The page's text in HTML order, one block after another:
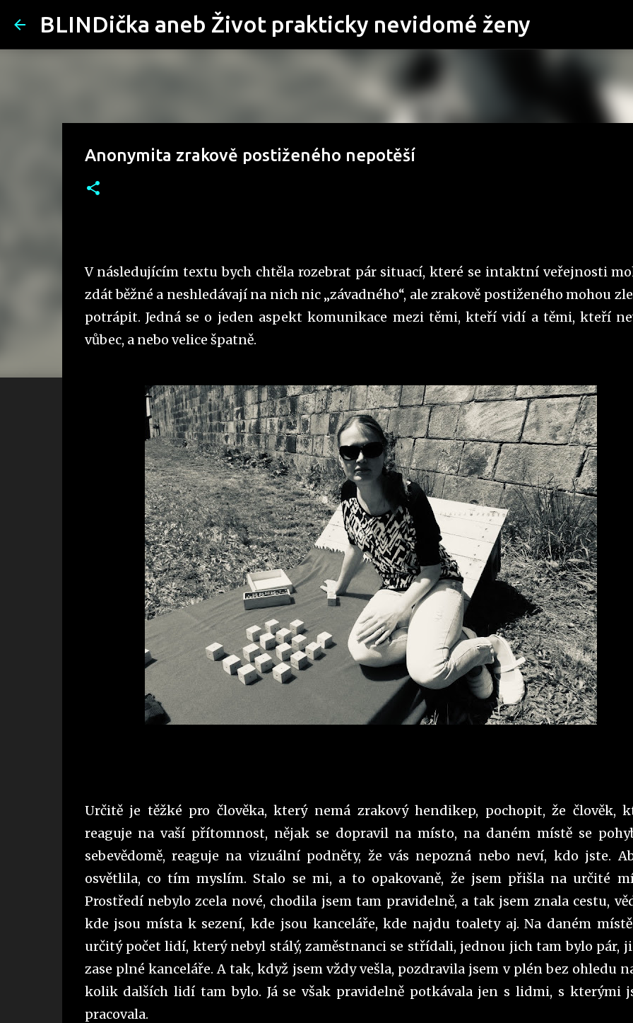
Přeskočit na hlavní obsah
BLINDička aneb Život prakticky nevidomé ženy
Anonymita zrakově postiženého nepotěší
V následujícím textu bych chtěla rozebrat pár situací, které se intaktní veřejnosti
zdát běžné a neshledávají na nich nic „závadného“, ale zrakově postiženého mohou
potrápit. Jedná se o jeden aspekt komunikace mezi těmi, kteří vidí a těmi, kteří
vůbec, a nebo velice špatně.
Určitě je těžké pro člověka, který nemá zrakový hendikep, pochopit, že člověk,
reaguje na vaší přítomnost, nějak se dopravil na místo, na daném místě se
sebevědomě, reaguje na vizuální podněty, že vás nepozná nebo neví, kdo jste.
osvětlila, co tím myslím. Stalo se mi, a to opakovaně, že jsem přišla na určité
Prostředí nebylo zcela nové, chodila jsem tam pravidelně, a tak jsem znala cestu,
kde jsou místa k sezení, kde jsou kanceláře, kde najdu toalety aj. Na daném
určitý počet lidí, který nebyl stálý, zaměstnanci se střídali, jednou jich tam bylo pár,
zase plné kanceláře. A tak, když jsem vždy vešla, pozdravila jsem v plén bez ohledu
kolik dalších lidí tam bylo. Já se však pravidelně potkávala jen s lidmi, s kterými
pracovala.